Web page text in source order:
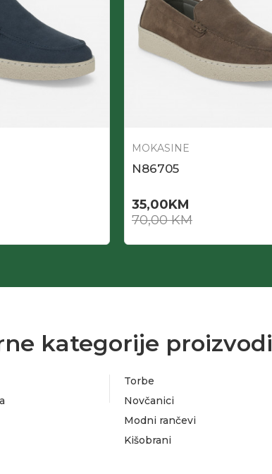
MOKASINE
N86705
35,00KM
70,00KM
kategorije proizvodi
Torbe
Novčanici
Modni rančevi
Kišobrani